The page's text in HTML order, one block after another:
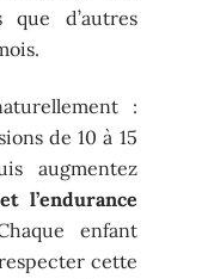
d’autres
:
de 10 à 15
augmentez
l’endurance
enfant
cette